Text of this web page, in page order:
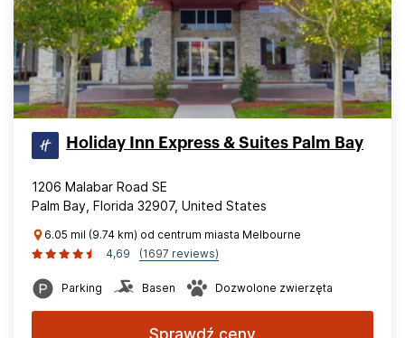
Holiday Inn Express & Suites Palm Bay
1206 Malabar Road SE
Palm Bay, Florida 32907, United States
6.05 mil (9.74 km) od centrum miasta Melbourne
4,69
(1697 reviews)
Parking Basen Dozwolone zwierzęta
Sprawdź ceny